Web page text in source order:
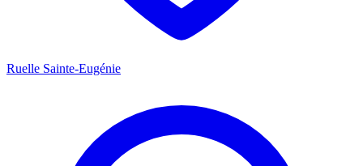
Ruelle Sainte-Eugénie